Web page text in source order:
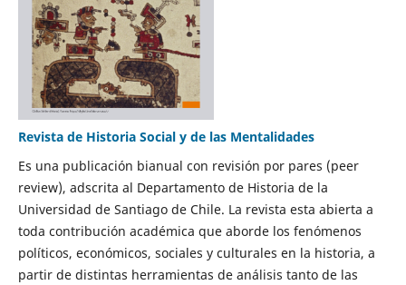
Revista de Historia Social y de las Mentalidades
Es una publicación bianual con revisión por pares (peer
review), adscrita al Departamento de Historia de la
Universidad de Santiago de Chile. La revista esta abierta a
toda contribución académica que aborde los fenómenos
políticos, económicos, sociales y culturales en la historia, a
partir de distintas herramientas de análisis tanto de las